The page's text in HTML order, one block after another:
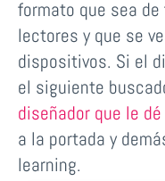
formato que sea
lectores y que se
dispositivos. Si el
el siguiente
diseñador que le
a la portada y
learning.